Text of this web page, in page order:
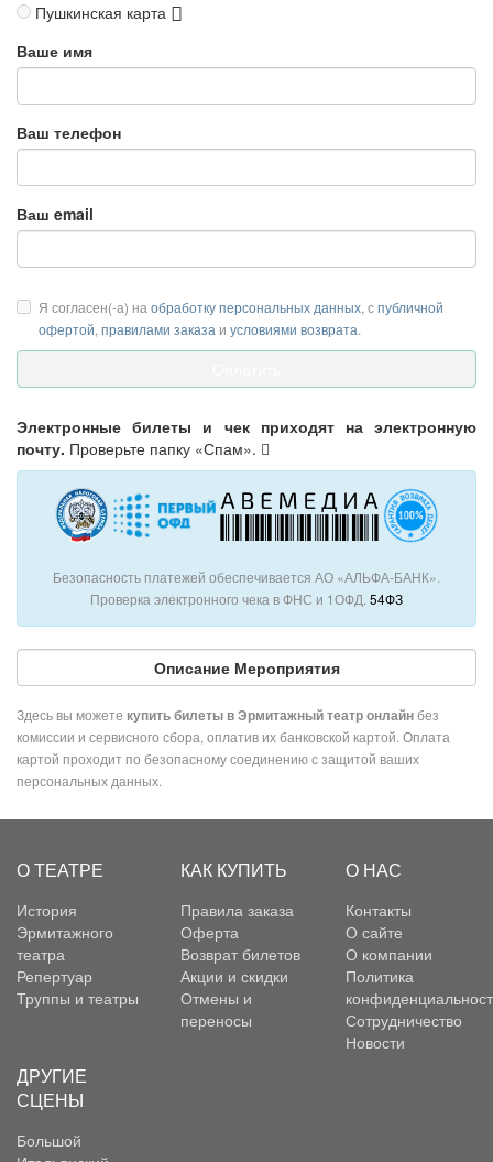
Пушкинская карта
Ваше имя
Ваш телефон
Ваш email
Я согласен(-а) на обработку персональных данных, спубличной
офертой, правилами заказа и условиями возврата.
Электронные билеты и чек приходят на электронную
почту. Проверьте папку «Спам».
Безопасность платежей обеспечивается АО «АЛЬФА-БАНК».
Проверка электронного чека в ФНС и 1ОФД. 54ФЗ
Описание Мероприятия
Здесь вы можете купить билеты в Эрмитажный театр онлайнбез
комиссии и сервисного сбора, оплатив их банковской картой. Оплата
картой проходит по безопасному соединению с защитой ваших
персональных данных.
О ТЕАТРЕ
История
Эрмитажного
театра
Репертуар
Труппы и театры
КАК КУПИТЬ
Правила заказа
Оферта
Возврат билетов
Акции и скидки
Отмены и
переносы
О НАС
Контакты
О сайте
О компании
Политика
Сотрудничество
Новости
ДРУГИЕ
СЦЕНЫ
Большой